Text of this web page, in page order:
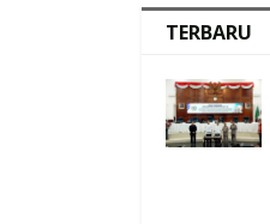
TERBARU